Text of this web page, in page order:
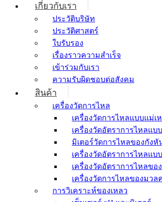
เกี่ยวกับเรา
ประวัติบริษัท
ประวัติศาสตร์
ใบรับรอง
เรื่องราวความสำเร็จ
เข้าร่วมกับเรา
ความรับผิดชอบต่อสังคม
สินค้า
เครื่องวัดการไหล
เครื่องวัดการไหลแบบแม่เ
เครื่องวัดอัตราการไหลแบ
มิเตอร์วัดการไหลของกังหั
เครื่องวัดอัตราการไหลแบ
เครื่องวัดอัตราการไหลขอ
เครื่องวัดการไหลของมวล
การวิเคราะห์ของเหลว